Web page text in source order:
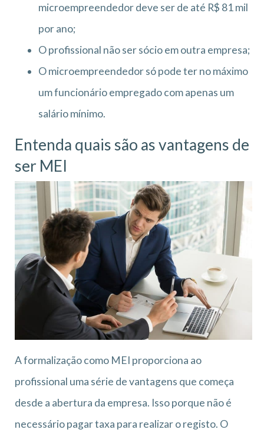
microempreendedor deve ser de até R$ 81 mil
por ano;
O profissional não ser sócio em outra empresa;
O microempreendedor só pode ter no máximo
um funcionário empregado com apenas um
salário mínimo.
Entenda quais são as vantagens de
ser MEI
A formalização como MEI proporciona ao
profissional uma série de vantagens que começa
desde a abertura da empresa. Isso porque não é
necessário pagar taxa para realizar o registo. O